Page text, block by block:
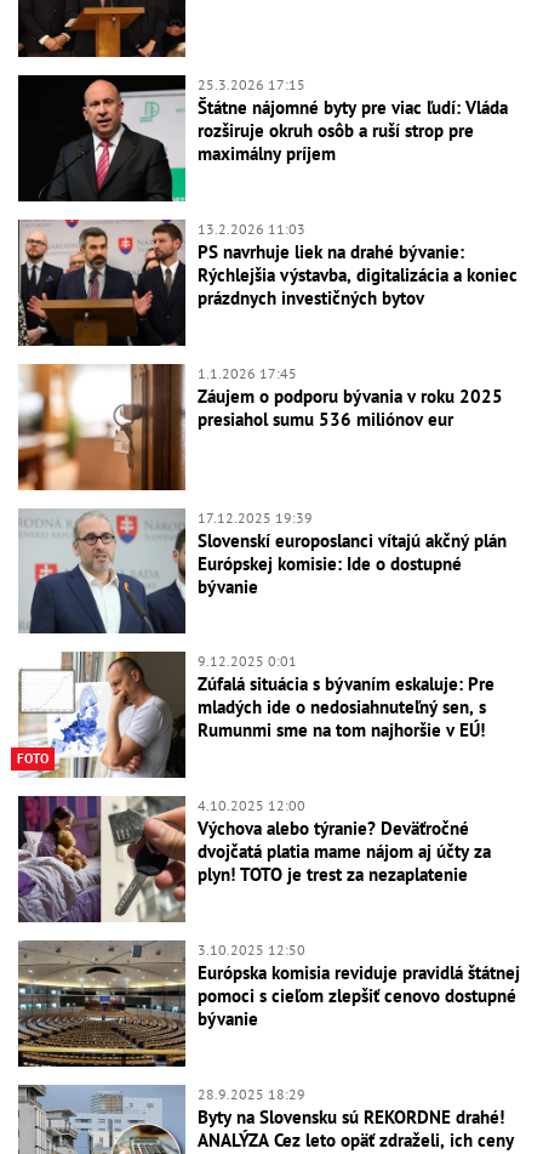
25.3.2026 17:15
Štátne nájomné byty pre viac ľudí: Vláda
rozširuje okruh osôb a ruší strop pre
maximálny príjem
13.2.2026 11:03
PS navrhuje liek na drahé bývanie:
Rýchlejšia výstavba, digitalizácia a koniec
prázdnych investičných bytov
1.1.2026 17:45
Záujem o podporu bývania v roku 2025
presiahol sumu 536 miliónov eur
17.12.2025 19:39
Slovenskí europoslanci vítajú akčný plán
Európskej komisie: Ide o dostupné
bývanie
FOTO
9.12.2025 0:01
Zúfalá situácia s bývaním eskaluje: Pre
mladých ide o nedosiahnuteľný sen, s
Rumunmi sme na tom najhoršie v EÚ!
4.10.2025 12:00
Výchova alebo týranie? Deväťročné
dvojčatá platia mame nájom aj účty za
plyn! TOTO je trest za nezaplatenie
3.10.2025 12:50
Európska komisia reviduje pravidlá štátnej
pomoci s cieľom zlepšiť cenovo dostupné
bývanie
28.9.2025 18:29
Byty na Slovensku sú REKORDNE drahé!
ANALÝZA Cez leto opäť zdraželi, ich ceny